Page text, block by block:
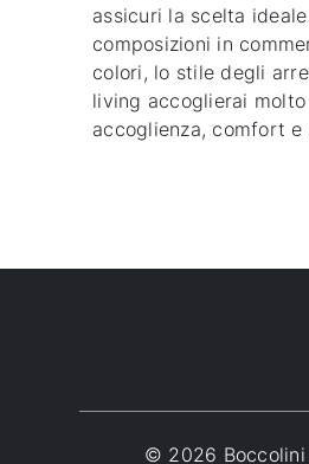
assicuri la scelta
composizioni in
colori, lo stile degli
living accoglierai
accoglienza, comfort e
© 2026 Boccolini